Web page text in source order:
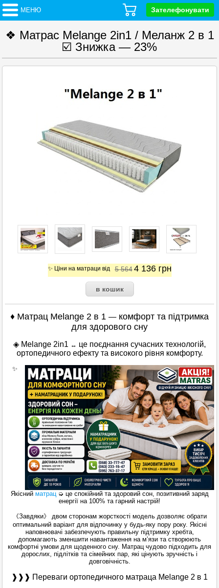
МЕНЮ Зателефонувати
❖ Матрас Melange 2in1 / Меланж 2 в 1
☑️ Знижка — 23%
✨ Ціни на матраци від 5 564 4 136 грн
♦ Матрац Melange 2 в 1 — комфорт та підтримка
для здорового сну
◈ Melange 2in1 ↔ це поєднання сучасних технологій,
ортопедичного ефекту та високого рівня комфорту.
✨
Якісний матрац➭ це спокійний та здоровий сон, позитивний заряд
енергії на 100% та гарний настрій!
《Завдяки》 двом сторонам жорсткості модель дозволяє обрати
оптимальний варіант для відпочинку у будь-яку пору року. Якісні
наповнювачі забезпечують правильну підтримку хребта,
допомагають зменшити навантаження на м’язи та створюють
комфортні умови для щоденного сну. Матрац чудово підходить для
дорослих, підлітків та сімейних пар, які цінують зручність і
довговічність.
❱❱❱ Переваги ортопедичного матраца Melange 2 в 1